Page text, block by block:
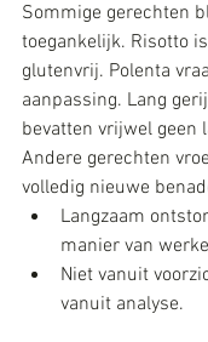
Sommige gerechten
toegankelijk. Risotto
glutenvrij. Polenta
aanpassing. Lang
bevatten vrijwel geen
Andere gerechten
volledig nieuwe
Langzaam
manier van
Niet vanuit
vanuit analyse.